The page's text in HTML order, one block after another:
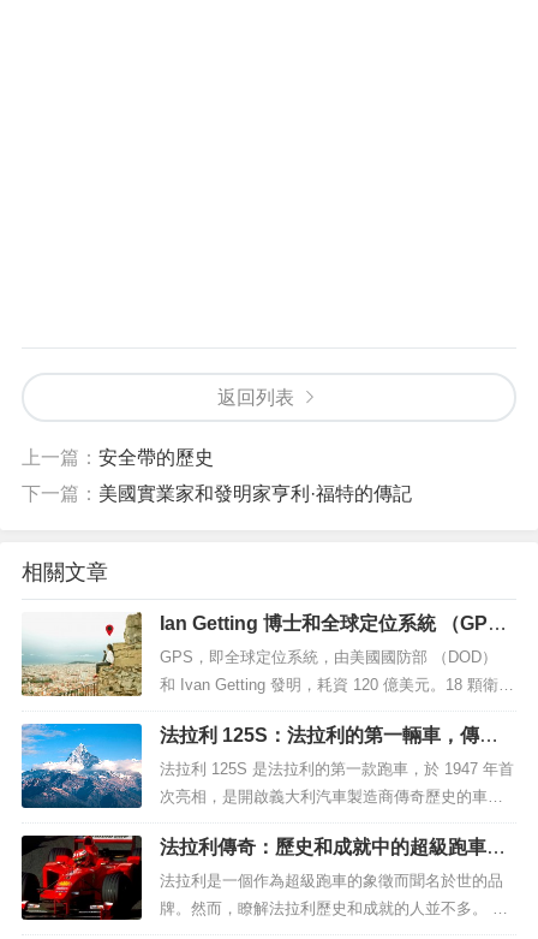
返回列表
上一篇： 安全帶的歷史
下一篇： 美國實業家和發明家亨利·福特的傳記
相關文章
Ian Getting 博士和全球定位系統 （GP
S）
GPS，即全球定位系統，由美國國防部 （DOD）
和 Ivan Getting 發明，耗資 120 億美元。18 顆衛星
（三個軌道平面各 6 顆，間隔 120 度）及其地面站
構成了最初的 GPS。使用...
法拉利 125S：法拉利的第一輛車，傳奇
的開始
法拉利 125S 是法拉利的第一款跑車，於 1947 年首
次亮相，是開啟義大利汽車製造商傳奇歷史的車
型。它是在法拉利創始人恩佐·法拉利 （Enzo Ferrar
i） 的遠見和熱情下創造的，是一輛不朽的...
法拉利傳奇：歷史和成就中的超級跑車製
造商
法拉利是一個作為超級跑車的象徵而聞名於世的品
牌。然而，瞭解法拉利歷史和成就的人並不多。 在